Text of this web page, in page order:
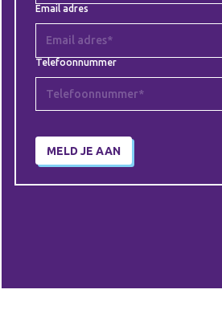
Email adres
Telefoonnummer